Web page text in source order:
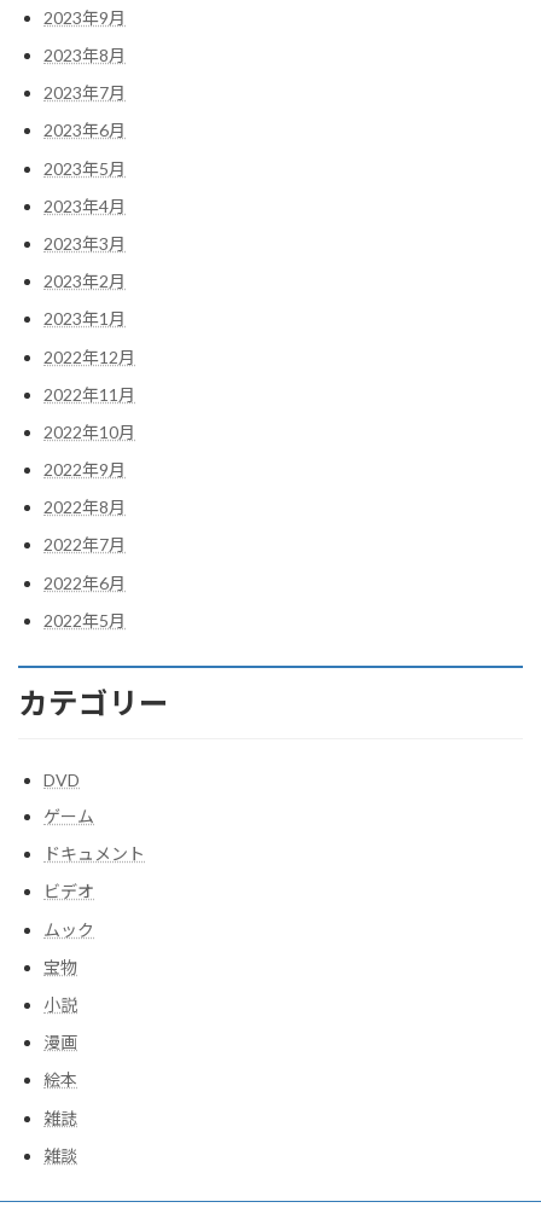
2023年9月
2023年8月
2023年7月
2023年6月
2023年5月
2023年4月
2023年3月
2023年2月
2023年1月
2022年12月
2022年11月
2022年10月
2022年9月
2022年8月
2022年7月
2022年6月
2022年5月
カテゴリー
DVD
ゲーム
ドキュメント
ビデオ
ムック
宝物
小説
漫画
絵本
雑誌
雑談